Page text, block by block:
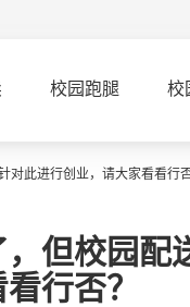
校园跑腿 校
此进行创业，请大家看看行否
但校园配
行否？